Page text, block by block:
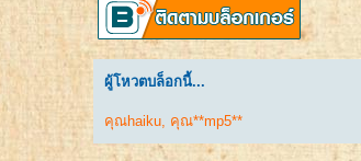
ผู้โหวตบล็อกนี้...
คุณhaiku, คุณ**mp5**